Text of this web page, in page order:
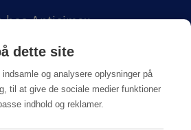
hos Anticimex
dette site
og analysere oplysninger på
til at give de sociale medier funktioner
indhold og reklamer.